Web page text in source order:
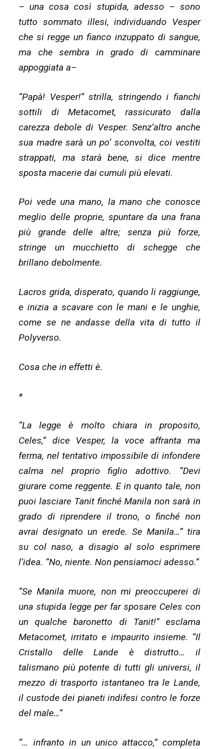
– una cosa così stupida, adesso – sono
tutto sommato illesi, individuando Vesper
che si regge un fianco inzuppato di sangue,
ma che sembra in grado di camminare
appoggiata a–
“Papà! Vesper!” strilla, stringendo i fianchi
sottili di Metacomet, rassicurato dalla
carezza debole di Vesper. Senz’altro anche
sua madre sarà un po’ sconvolta, coi vestiti
strappati, ma starà bene, si dice mentre
sposta macerie dai cumuli più elevati.
Poi vede una mano, la mano che conosce
meglio delle proprie, spuntare da una frana
più grande delle altre; senza più forze,
stringe un mucchietto di schegge che
brillano debolmente.
Lacros grida, disperato, quando li raggiunge,
e inizia a scavare con le mani e le unghie,
come se ne andasse della vita di tutto il
Polyverso.
Cosa che in effetti è.
*
“La legge è molto chiara in proposito,
Celes,” dice Vesper, la voce affranta ma
ferma, nel tentativo impossibile di infondere
calma nel proprio figlio adottivo. “Devi
giurare come reggente. E in quanto tale, non
puoi lasciare Tanit finché Manila non sarà in
grado di riprendere il trono, o finché non
avrai designato un erede. Se Manila…” tira
su col naso, a disagio al solo esprimere
l’idea. “No, niente. Non pensiamoci adesso.”
“Se Manila muore, non mi preoccuperei di
una stupida legge per far sposare Celes con
un qualche baronetto di Tanit!” esclama
Metacomet, irritato e impaurito insieme. “Il
Cristallo delle Lande è distrutto… il
talismano più potente di tutti gli universi, il
mezzo di trasporto istantaneo tra le Lande,
il custode dei pianeti indifesi contro le forze
del male…”
“… infranto in un unico attacco,” completa